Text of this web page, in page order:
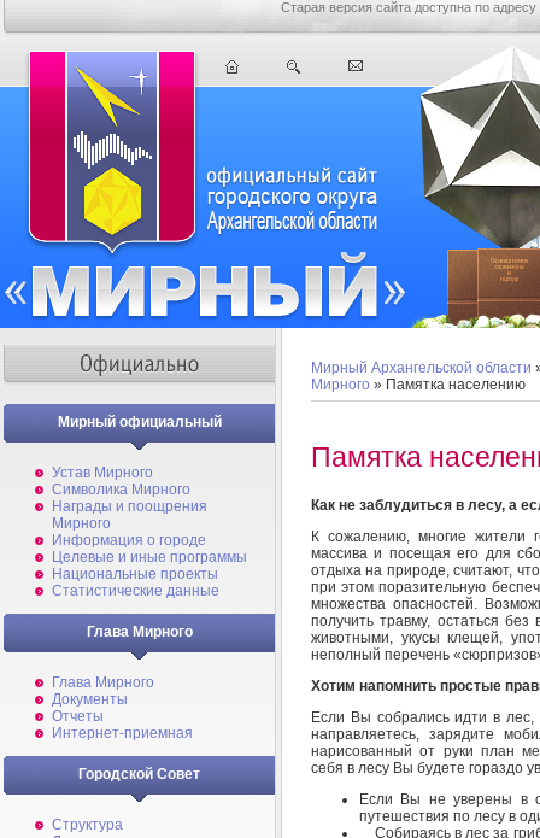
Старая версия сайта доступна по адресу
Мирный официальный
Устав Мирного
Символика Мирного
Награды и поощрения
Мирного
Информация о городе
Целевые и иные программы
Национальные проекты
Статистические данные
Глава Мирного
Глава Мирного
Документы
Отчеты
Интернет-приемная
Городской Совет
Структура
Мирный Архангельской области
Мирного » Памятка населению
Памятка
Как не заблудиться в лесу, а
К сожалению, многие жители
массива и посещая его для
отдыха на природе, считают,
при этом поразительную
множества опасностей.
получить травму, остаться
животными, укусы клещей,
неполный перечень
Хотим напомнить простые
Если Вы собрались идти в лес,
направляетесь, зарядите
нарисованный от руки план
себя в лесу Вы будете гораздо
Если Вы не уверены в
путешествия по лесу в
Собираясь в лес за